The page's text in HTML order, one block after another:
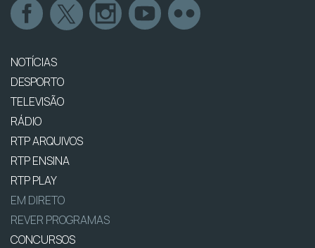
NOTÍCIAS
DESPORTO
TELEVISÃO
RÁDIO
RTP ARQUIVOS
RTP ENSINA
RTP PLAY
EM DIRETO
REVER PROGRAMAS
CONCURSOS